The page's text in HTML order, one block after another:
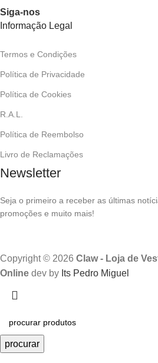
Siga-nos
Informação Legal
Termos e Condições
Política de Privacidade
Política de Cookies
R.A.L.
Política de Reembolso
Livro de Reclamações
Newsletter
Seja o primeiro a receber as últimas
promoções e muito mais!
Copyright © 2026 Claw - Loja de
Online dev by Its Pedro Miguel
procurar